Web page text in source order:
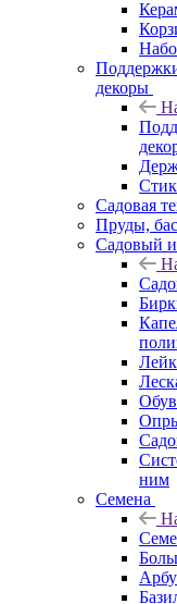
декоры
Садовая
Пруды,
Садовый
ним
Семена